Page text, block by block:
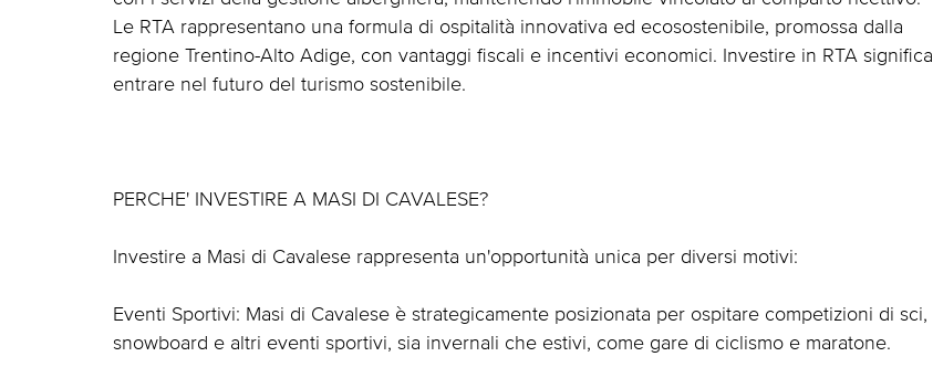
Le RTA rappresentano una formula di ospitalità innovativa ed ecosostenibile, promossa dalla
regione Trentino-Alto Adige, con vantaggi fiscali e incentivi economici. Investire in RTA significa
entrare nel futuro del turismo sostenibile.
PERCHE' INVESTIRE A MASI DI CAVALESE?
Investire a Masi di Cavalese rappresenta un'opportunità unica per diversi motivi:
Eventi Sportivi: Masi di Cavalese è strategicamente posizionata per ospitare competizioni di sci,
snowboard e altri eventi sportivi, sia invernali che estivi, come gare di ciclismo e maratone.